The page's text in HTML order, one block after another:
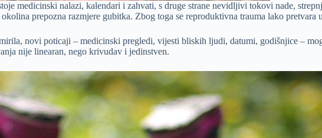
medicinski nalazi, kalendari i zahvati, s druge strane nevidljivi tokovi nade,
prepozna razmjere gubitka. Zbog toga se reproduktivna trauma lako pretvara
novi poticaji – medicinski pregledi, vijesti bliskih ljudi, datumi, godišnjice –
nije linearan, nego krivudav i jedinstven.